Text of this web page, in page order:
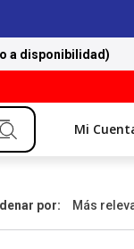
a disponibilidad)
Mi
por Más